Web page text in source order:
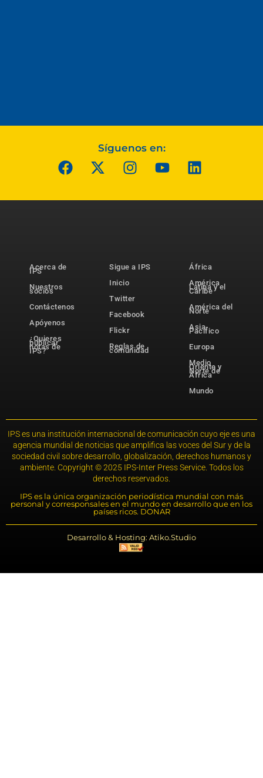
Síguenos en:
Acerca de
IPS
Nuestros
socios
Contáctenos
Apóyenos
¿Quieres
publicar
notas de
IPS?
Sigue a IPS
Inicio
Twitter
Facebook
Flickr
Reglas de
comunidad
África
América
Latina y el
Caribe
América del
Norte
Asia-
Pacífico
Europa
Medio
Oriente y
Norte de
África
Mundo
IPS es una institución internacional de comunicación cuyo eje es una
agencia mundial de noticias que amplifica las voces del Sur y de la
sociedad civil sobre desarrollo, globalización, derechos humanos y
ambiente. Copyright © 2025 IPS-Inter Press Service. Todos los
derechos reservados.
IPS es la única organización periodística mundial con más
personal y corresponsales en el mundo en desarrollo que en los
países ricos. DONAR
Desarrollo & Hosting: Atiko.Studio